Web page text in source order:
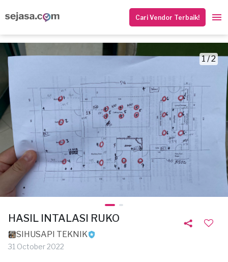
Cari Vendor Terbaik!
1 / 2
HASIL INTALASI RUKO
SIHUSAPI TEKNIK
31 October 2022